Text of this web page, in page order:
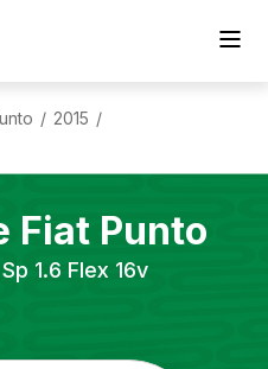
/ 2015 /
Fiat Punto
1.6 Flex 16v